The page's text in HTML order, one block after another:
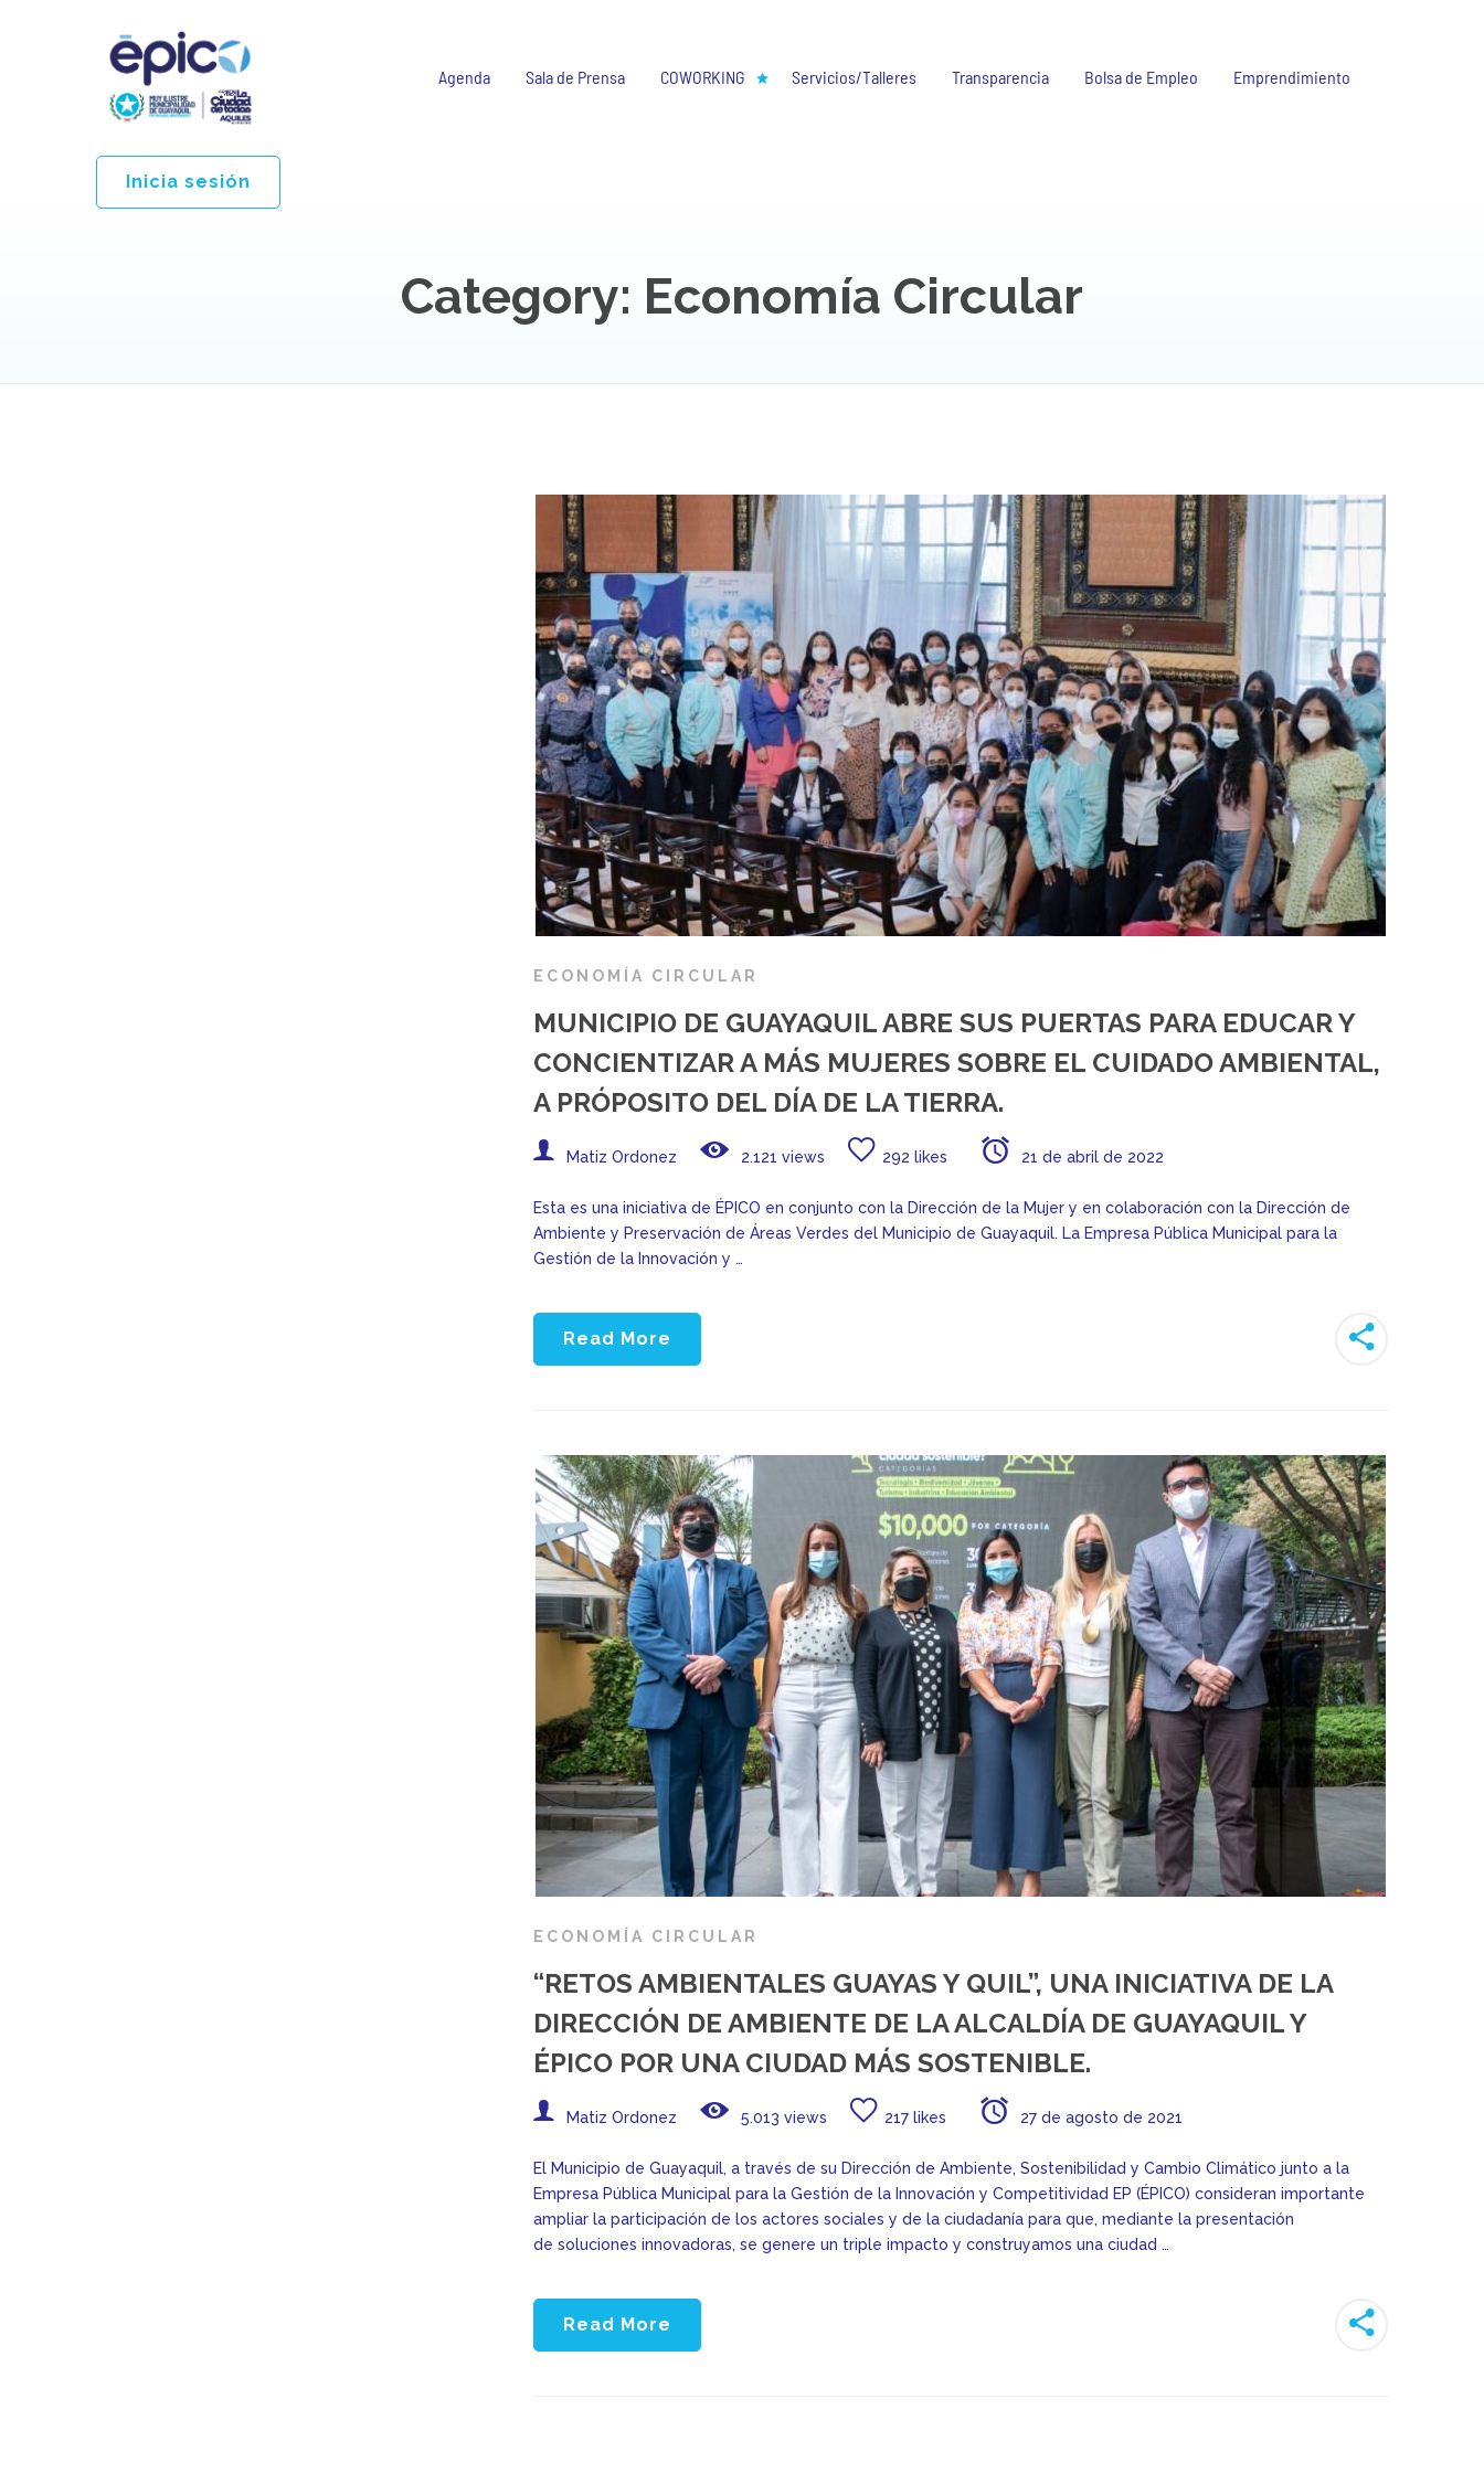
Agenda Sala de Prensa COWORKING Servicios/Talleres Transparencia Bolsa de Empleo Emprendimiento
Inicia sesión
Category: Economía Circular
ECONOMÍA CIRCULAR
MUNICIPIO DE GUAYAQUIL ABRE SUS PUERTAS PARA EDUCAR Y
CONCIENTIZAR A MÁS MUJERES SOBRE EL CUIDADO AMBIENTAL,
A PRÓPOSITO DEL DÍA DE LA TIERRA.
Matiz Ordonez 2.121 views 292 likes 21 de abril de 2022
Esta es una iniciativa de ÉPICO en conjunto con la Dirección de la Mujer y en colaboración con la Dirección de
Ambiente y Preservación de Áreas Verdes del Municipio de Guayaquil. La Empresa Pública Municipal para la
Gestión de la Innovación y …
Read More
ECONOMÍA CIRCULAR
“RETOS AMBIENTALES GUAYAS Y QUIL”, UNA INICIATIVA DE LA
DIRECCIÓN DE AMBIENTE DE LA ALCALDÍA DE GUAYAQUIL Y
ÉPICO POR UNA CIUDAD MÁS SOSTENIBLE.
Matiz Ordonez 5.013 views 217 likes 27 de agosto de 2021
El Municipio de Guayaquil, a través de su Dirección de Ambiente, Sostenibilidad y Cambio Climático junto a la
Empresa Pública Municipal para la Gestión de la Innovación y Competitividad EP (ÉPICO) consideran importante
ampliar la participación de los actores sociales y de la ciudadanía para que, mediante la presentación
de soluciones innovadoras, se genere un triple impacto y construyamos una ciudad …
Read More